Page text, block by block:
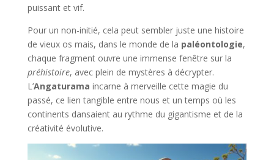
puissant et vif.
Pour un non-initié, cela peut sembler juste une histoire
de vieux os mais, dans le monde de la paléontologie,
chaque fragment ouvre une immense fenêtre sur la
préhistoire, avec plein de mystères à décrypter.
L’Angaturama incarne à merveille cette magie du
passé, ce lien tangible entre nous et un temps où les
continents dansaient au rythme du gigantisme et de la
créativité évolutive.